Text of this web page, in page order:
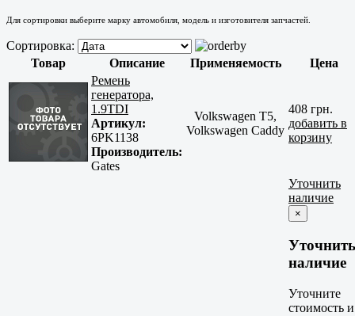
Для сортировки выберите марку автомобиля, модель и изготовителя запчастей.
Сортировка:
Товар
Описание Применяемость
Цена
Ремень
генератора,
1.9TDI
Артикул:
6PK1138
Производитель:
Gates
Volkswagen T5,
Volkswagen Caddy
408 грн.
добавить в
корзину
Уточнить
наличие
×
Уточнить
наличие
Уточните
стоимость и